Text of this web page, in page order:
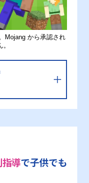
Mojang から承認され
導で子供でも